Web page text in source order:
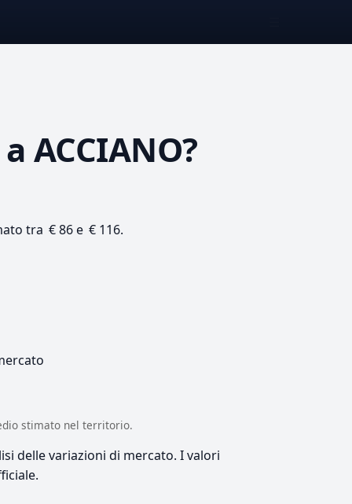
a ACCIANO?
tra € 86 e € 116.
stimato nel territorio.
delle variazioni di mercato. I valori